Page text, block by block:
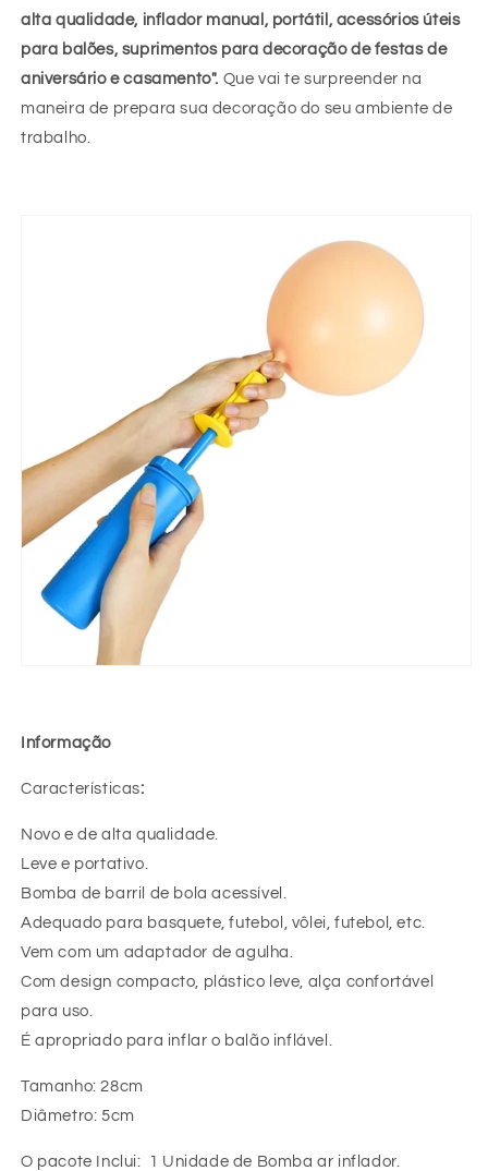
alta qualidade, inflador manual, portátil, acessórios úteis
para balões, suprimentos para decoração de festas de
aniversário e casamento". Que vai te surpreender na
maneira de prepara sua decoração do seu ambiente de
trabalho.
Informação
Características:
Novo e de alta qualidade.
Leve e portativo.
Bomba de barril de bola acessível.
Adequado para basquete, futebol, vôlei, futebol, etc.
Vem com um adaptador de agulha.
Com design compacto, plástico leve, alça confortável
para uso.
É apropriado para inflar o balão inflável.
Tamanho: 28cm
Diâmetro: 5cm
O pacote Inclui: 1 Unidade de Bomba ar inflador.